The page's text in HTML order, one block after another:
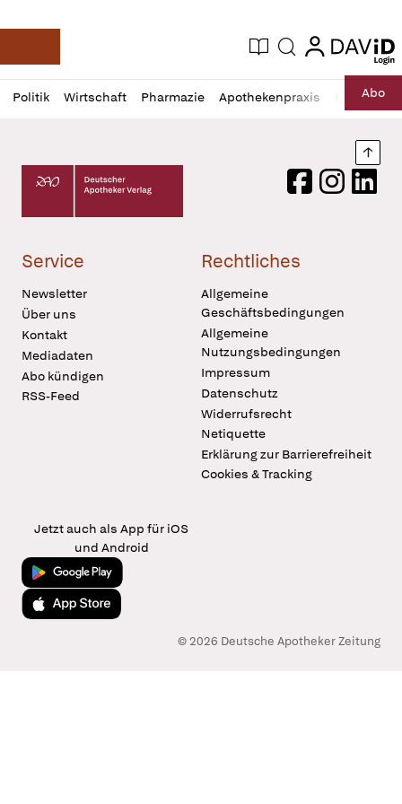
Deutsche Apotheker Zeitung
Aktuelle Ausgabe
Suche login
login
Politik Wirtschaft Pharmazie Apothekenpraxis RechtAbo
Profil
öffnen
Daz
Pur
Deutscher Apotheker Verlag Logo
FacebookInstagram
Service
Newsletter
Über uns
Kontakt
Mediadaten
Abo kündigen
RSS-Feed
Rechtliches
Allgemeine
Geschäftsbedingungen
Allgemeine
Nutzungsbedingungen
Impressum
Datenschutz
Widerrufsrecht
Netiquette
Erklärung zur Barrierefreiheit
Cookies & Tracking
Jetzt auch als App für iOS
und Android
Jetzt bei Google Play
Laden im App Store
© 2026 Deutsche Apotheker Zeitung